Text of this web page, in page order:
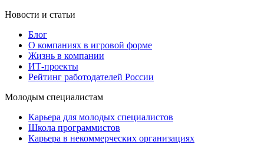
Новости и статьи
Блог
О компаниях в игровой форме
Жизнь в компании
ИТ-проекты
Рейтинг работодателей России
Молодым специалистам
Карьера для молодых специалистов
Школа программистов
Карьера в некоммерческих организациях